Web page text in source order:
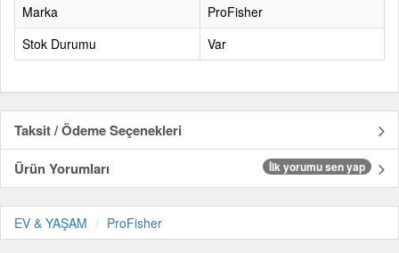
Marka
ProFisher
Stok Durumu
Var
Taksit / Ödeme Seçenekleri
Ürün Yorumları
İlk yorumu sen yap
EV & YAŞAM ProFisher